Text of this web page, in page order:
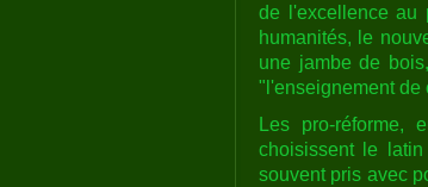
de l'excellence au
humanités, le
une jambe de
"l'enseignement de
Les pro-réforme,
choisissent le
souvent pris avec